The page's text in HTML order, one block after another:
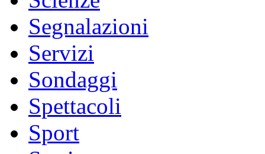
Segnalazioni
Servizi
Sondaggi
Spettacoli
Sport